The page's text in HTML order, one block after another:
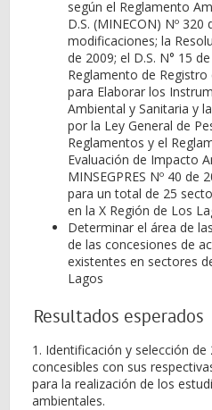
según el Reglamento
D.S. (MINECON) Nº 320
modificaciones; la
de 2009; el D.S. N° 15
Reglamento de
para Elaborar los
Ambiental y Sanitaria y
por la Ley General de
Reglamentos y el
Evaluación de Impacto
MINSEGPRES Nº 40 de
para un total de 25
en la X Región de Los
Determinar el área de
de las concesiones de
existentes en sectores
Lagos
Resultados esperados
1. Identificación y selección
concesibles con sus
para la realización de los
ambientales.